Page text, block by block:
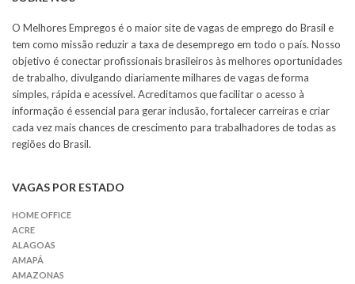
O Melhores Empregos é o maior site de vagas de emprego do Brasil e
tem como missão reduzir a taxa de desemprego em todo o país. Nosso
objetivo é conectar profissionais brasileiros às melhores oportunidades
de trabalho, divulgando diariamente milhares de vagas de forma
simples, rápida e acessível. Acreditamos que facilitar o acesso à
informação é essencial para gerar inclusão, fortalecer carreiras e criar
cada vez mais chances de crescimento para trabalhadores de todas as
regiões do Brasil.
VAGAS POR ESTADO
HOME OFFICE
ACRE
ALAGOAS
AMAPÁ
AMAZONAS